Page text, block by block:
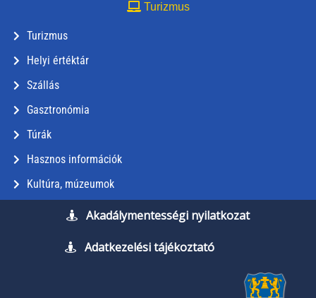
Turizmus
Turizmus
Helyi értéktár
Szállás
Gasztronómia
Túrák
Hasznos információk
Kultúra, múzeumok
Akadálymentességi nyilatkozat
Adatkezelési tájékoztató